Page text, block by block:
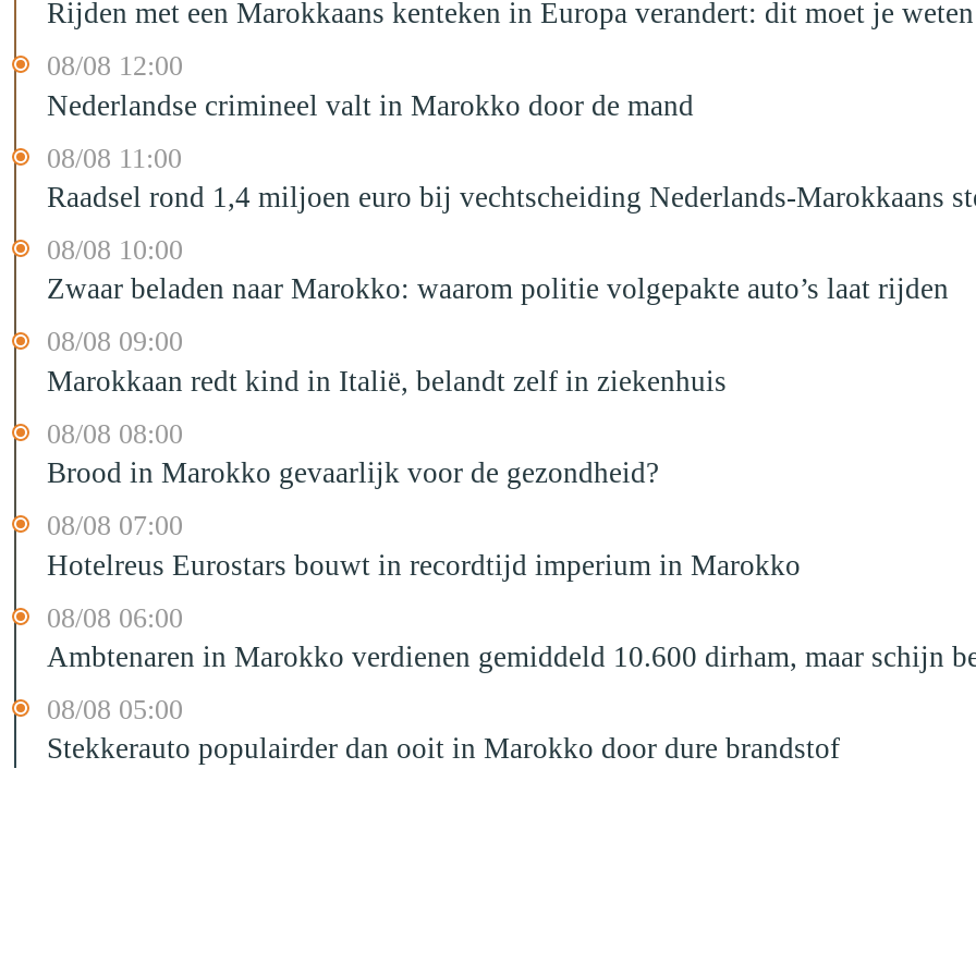
Rijden met een Marokkaans kenteken in Europa verandert: dit moet je weten
08/08 12:00
Nederlandse crimineel valt in Marokko door de mand
08/08 11:00
Raadsel rond 1,4 miljoen euro bij vechtscheiding Nederlands-Marokkaans
08/08 10:00
Zwaar beladen naar Marokko: waarom politie volgepakte auto’s laat rijden
08/08 09:00
Marokkaan redt kind in Italië, belandt zelf in ziekenhuis
08/08 08:00
Brood in Marokko gevaarlijk voor de gezondheid?
08/08 07:00
Hotelreus Eurostars bouwt in recordtijd imperium in Marokko
08/08 06:00
Ambtenaren in Marokko verdienen gemiddeld 10.600 dirham, maar schijn
08/08 05:00
Stekkerauto populairder dan ooit in Marokko door dure brandstof